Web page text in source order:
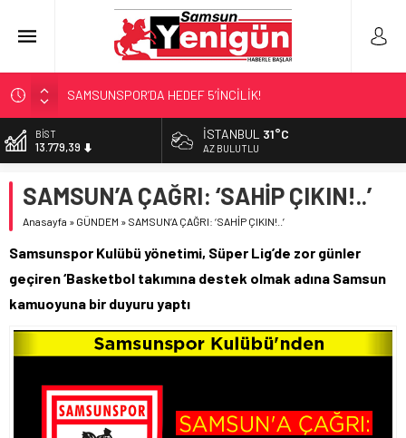
SAMSUNSPOR’DA HEDEF 5’İNCİLİK!
‘BAFRA’YA YATIRIM YAPIN!’
İŞTE FINDIK FİYATI!
GERİ SAYIM BAŞLADI
DOLAR
47,7111
55,1881
ALTIN
13.779,39
İSTANBUL 31°C
AZ BULUTLU
SAMSUN’A ÇAĞRI: ‘SAHİP ÇIKIN!..’
Anasayfa » GÜNDEM » SAMSUN’A ÇAĞRI: ‘SAHİP ÇIKIN!..’
Samsunspor Kulübü yönetimi, Süper Lig’de zor günler
geçiren ‘Basketbol takımına destek olmak adına Samsun
kamuoyuna bir duyuru yaptı